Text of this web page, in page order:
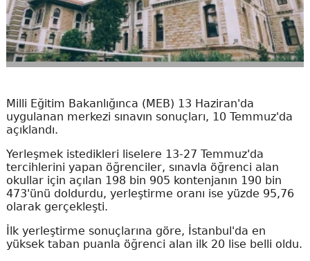
Milli Eğitim Bakanlığınca (MEB) 13 Haziran'da
uygulanan merkezi sınavın sonuçları, 10 Temmuz'da
açıklandı.
Yerleşmek istedikleri liselere 13-27 Temmuz'da
tercihlerini yapan öğrenciler, sınavla öğrenci alan
okullar için açılan 198 bin 905 kontenjanın 190 bin
473'ünü doldurdu, yerleştirme oranı ise yüzde 95,76
olarak gerçekleşti.
İlk yerleştirme sonuçlarına göre, İstanbul'da en
yüksek taban puanla öğrenci alan ilk 20 lise belli oldu.